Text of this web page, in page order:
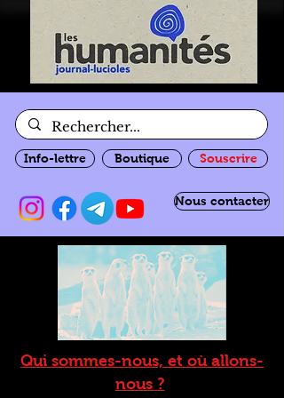
Info-lettre Boutique Souscrire
Nous contacter
Qui sommes-nous, et où allons-
nous ?